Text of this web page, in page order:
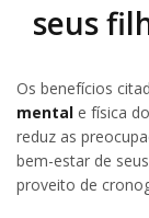
seus
Os benefícios
mental e física
reduz as
bem-estar de
proveito de